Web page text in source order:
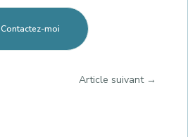
Contactez-moi
Article suivant→